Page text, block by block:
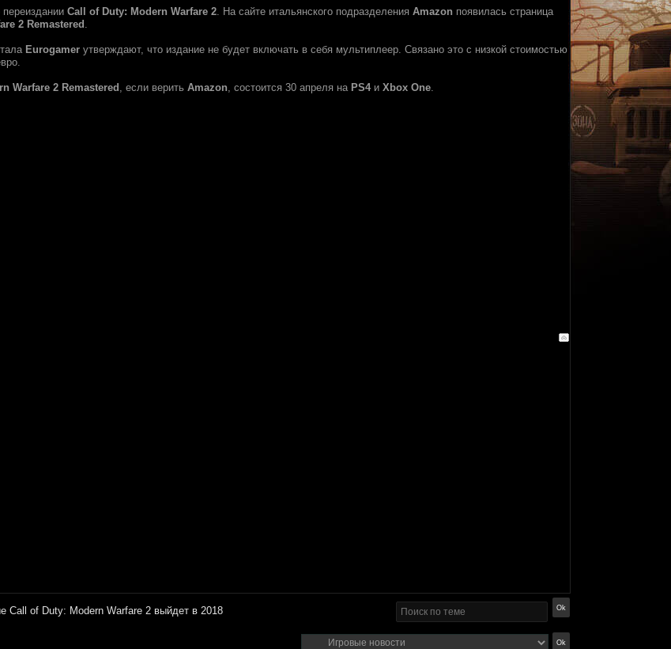
Call of Duty: Modern Warfare 2. На сайте итальянского подразделения Amazon появилась страница
2 Remastered.
Eurogamer утверждают, что издание не будет включать в себя мультиплеер. Связано это с низкой стоимостью
Warfare 2 Remastered, если верить Amazon, состоится 30 апреля на PS4и Xbox One.
Call of Duty: Modern Warfare 2 выйдет в 2018